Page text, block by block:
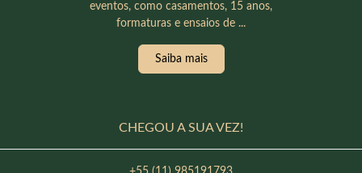
eventos, como casamentos, 15 anos,
formaturas e ensaios de ...
Saiba mais
CHEGOU A SUA VEZ!